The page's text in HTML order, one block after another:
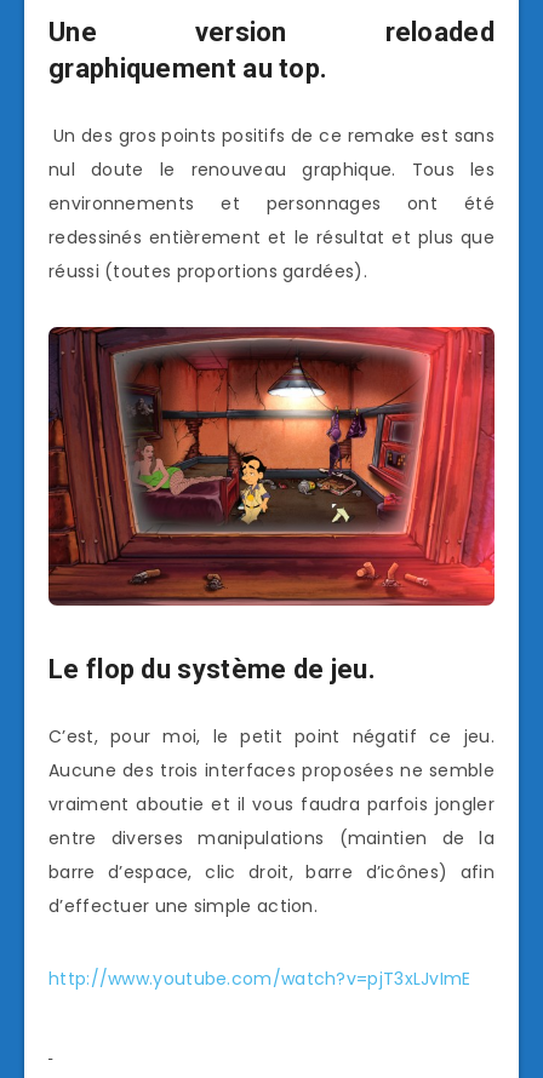
Une version reloaded
graphiquement au top.
Un des gros points positifs de ce remake est sans
nul doute le renouveau graphique. Tous les
environnements et personnages ont été
redessinés entièrement et le résultat et plus que
réussi (toutes proportions gardées).
Le flop du système de jeu.
C’est, pour moi, le petit point négatif ce jeu.
Aucune des trois interfaces proposées ne semble
vraiment aboutie et il vous faudra parfois jongler
entre diverses manipulations (maintien de la
barre d’espace, clic droit, barre d’icônes) afin
d’effectuer une simple action.
http://www.youtube.com/watch?v=pjT3xLJvImE